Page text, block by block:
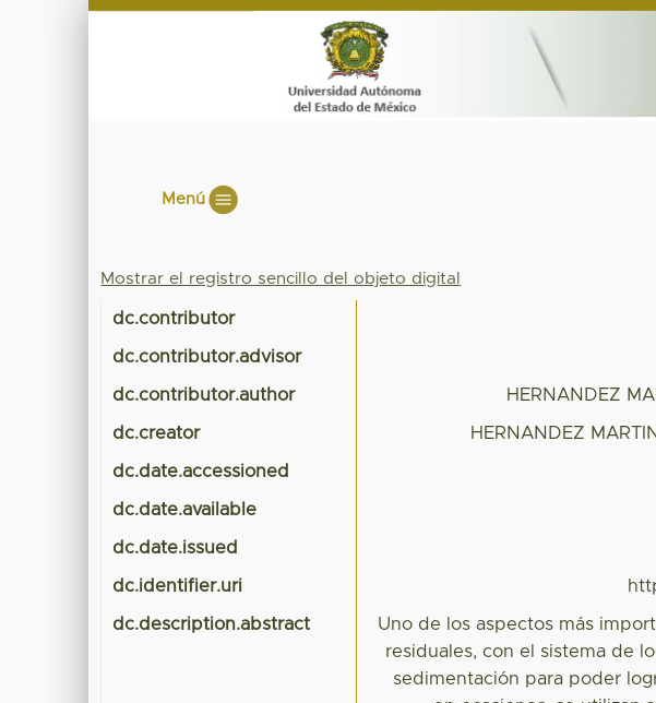
Menú
Mostrar el registro sencillo del objeto digital
dc.contributor
dc.contributor.advisor
dc.contributor.author HERNANDEZ
dc.creator HERNANDEZ
dc.date.accessioned
dc.date.available
dc.date.issued
dc.identifier.uri
dc.description.abstract
Uno de los aspectos más
residuales, con el sistema de
sedimentación para poder